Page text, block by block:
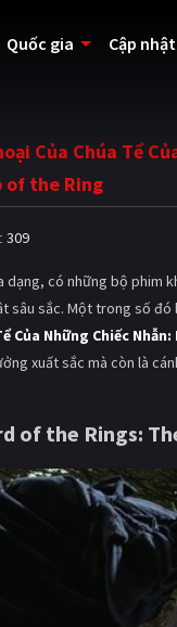
Quốc gia Cập nhật
Của Chúa Tể
of the Ring
309
dạng, có những bộ
sâu sắc. Một trong số đó
Của Những Chiếc
xuất sắc mà còn là
of the Rings: